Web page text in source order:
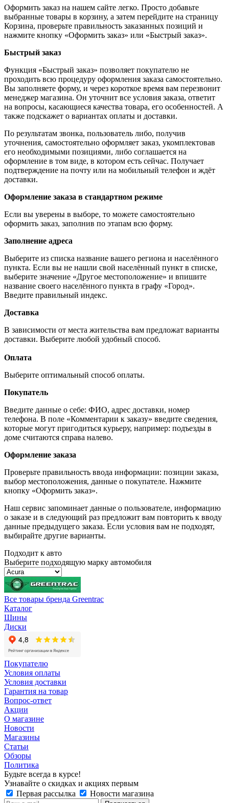
Оформить заказ на нашем сайте легко. Просто добавьте
выбранные товары в корзину, а затем перейдите на страницу
Корзина, проверьте правильность заказанных позиций и
нажмите кнопку «Оформить заказ» или «Быстрый заказ».
Быстрый заказ
Функция «Быстрый заказ» позволяет покупателю не
проходить всю процедуру оформления заказа самостоятельно.
Вы заполняете форму, и через короткое время вам перезвонит
менеджер магазина. Он уточнит все условия заказа, ответит
на вопросы, касающиеся качества товара, его особенностей. А
также подскажет о вариантах оплаты и доставки.
По результатам звонка, пользователь либо, получив
уточнения, самостоятельно оформляет заказ, укомплектовав
его необходимыми позициями, либо соглашается на
оформление в том виде, в котором есть сейчас. Получает
подтверждение на почту или на мобильный телефон и ждёт
доставки.
Оформление заказа в стандартном режиме
Если вы уверены в выборе, то можете самостоятельно
оформить заказ, заполнив по этапам всю форму.
Заполнение адреса
Выберите из списка название вашего региона и населённого
пункта. Если вы не нашли свой населённый пункт в списке,
выберите значение «Другое местоположение» и впишите
название своего населённого пункта в графу «Город».
Введите правильный индекс.
Доставка
В зависимости от места жительства вам предложат варианты
доставки. Выберите любой удобный способ.
Оплата
Выберите оптимальный способ оплаты.
Покупатель
Введите данные о себе: ФИО, адрес доставки, номер
телефона. В поле «Комментарии к заказу» введите сведения,
которые могут пригодиться курьеру, например: подъезды в
доме считаются справа налево.
Оформление заказа
Проверьте правильность ввода информации: позиции заказа,
выбор местоположения, данные о покупателе. Нажмите
кнопку «Оформить заказ».
Наш сервис запоминает данные о пользователе, информацию
о заказе и в следующий раз предложит вам повторить к вводу
данные предыдущего заказа. Если условия вам не подходят,
выбирайте другие варианты.
Подходит к авто
Выберите подходящую марку автомобиля
Все товары бренда Greentrac
Каталог
Шины
Диски
Покупателю
Условия оплаты
Условия доставки
Гарантия на товар
Вопрос-ответ
Акции
О магазине
Новости
Магазины
Статьи
Обзоры
Политика
Будьте всегда в курсе!
Узнавайте о скидках и акциях первым
Первая рассылка
Новости магазина